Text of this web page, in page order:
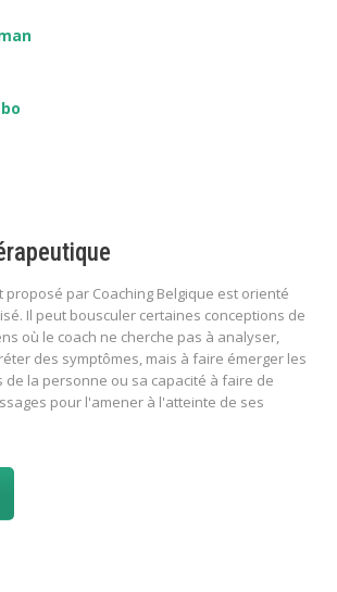
proposé par Coaching Belgique est orienté
Il peut bousculer certaines conceptions de
où le coach ne cherche pas à analyser,
des symptômes, mais à faire émerger les
la personne ou sa capacité à faire de
pour l'amener à l'atteinte de ses